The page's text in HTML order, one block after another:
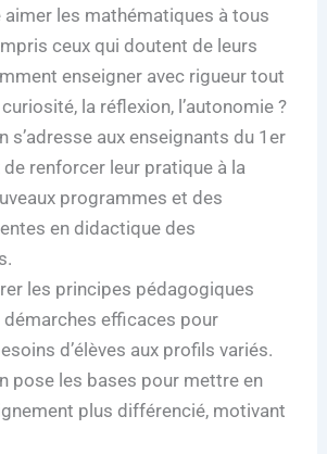
les mathématiques à tous
ceux qui doutent de leurs
enseigner avec rigueur tout
la réflexion, l’autonomie ?
s’adresse aux enseignants du 1er
renforcer leur pratique à la
programmes et des
en didactique des
les principes pédagogiques
efficaces pour
d’élèves aux profils variés.
pose les bases pour mettre en
plus différencié, motivant